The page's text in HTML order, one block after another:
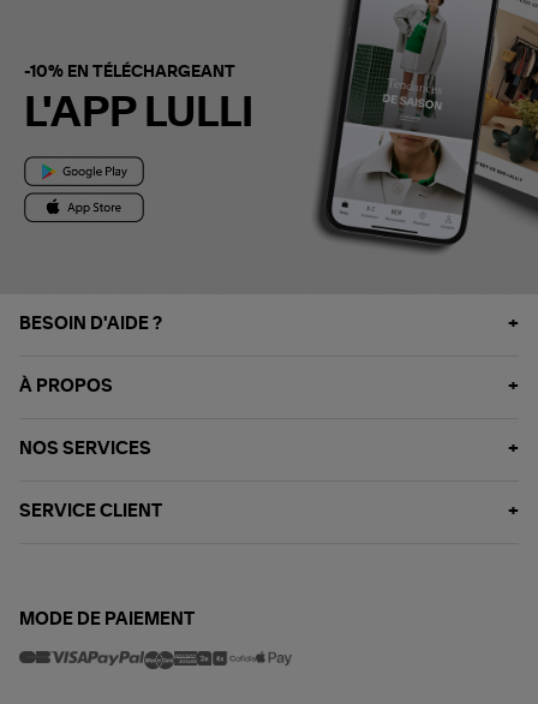
-10% EN TÉLÉCHARGEANT
L'APP LULLI
BESOIN D'AIDE ?
À PROPOS
NOS SERVICES
SERVICE CLIENT
MODE DE PAIEMENT